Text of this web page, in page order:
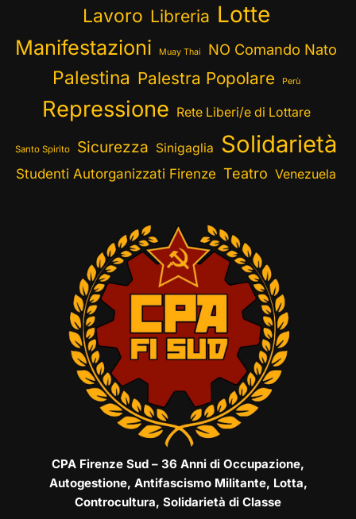
Lavoro Libreria Lotte
Manifestazioni Muay Thai NO Comando Nato
Palestina Palestra Popolare Perù
Repressione Rete Liberi/e di Lottare
Santo Spirito Sicurezza Sinigaglia Solidarietà
Studenti Autorganizzati Firenze Teatro Venezuela
CPA Firenze Sud – 36 Anni di Occupazione,
Autogestione, Antifascismo Militante, Lotta,
Controcultura, Solidarietà di Classe